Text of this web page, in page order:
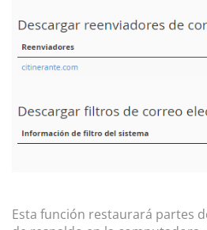
Esta función restaurará partes